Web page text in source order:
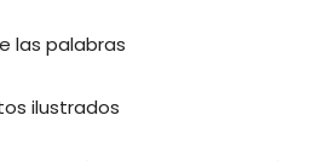
las palabras
ilustrados